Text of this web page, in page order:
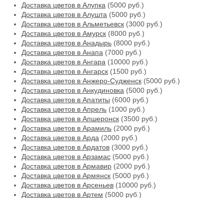
Доставка цветов в Алупка (5000 руб.)
Доставка цветов в Алушта (5000 руб.)
Доставка цветов в Альметьевск (3000 руб.)
Доставка цветов в Амурск (8000 руб.)
Доставка цветов в Анадырь (8000 руб.)
Доставка цветов в Анапа (7000 руб.)
Доставка цветов в Ангара (10000 руб.)
Доставка цветов в Ангарск (1500 руб.)
Доставка цветов в Анжеро-Судженск (5000 руб.)
Доставка цветов в Анкудиновка (5000 руб.)
Доставка цветов в Апатиты (6000 руб.)
Доставка цветов в Апрель (1000 руб.)
Доставка цветов в Апшеронск (3500 руб.)
Доставка цветов в Арамиль (2000 руб.)
Доставка цветов в Арда (2000 руб.)
Доставка цветов в Ардатов (3000 руб.)
Доставка цветов в Арзамас (5000 руб.)
Доставка цветов в Армавир (2000 руб.)
Доставка цветов в Армянск (5000 руб.)
Доставка цветов в Арсеньев (10000 руб.)
Доставка цветов в Артем (5000 руб.)